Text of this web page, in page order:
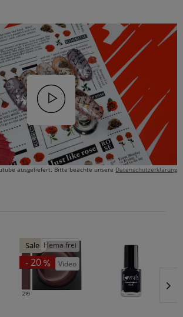
ausgeliefert. Bitte beachte unsere Datenschutzerklärung
Sale
- 20
Hema frei
Video